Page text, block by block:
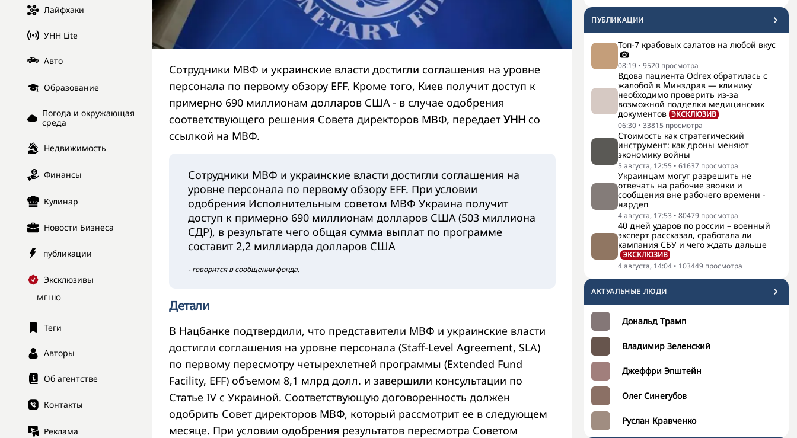
Лайфхаки
УНН Lite
Авто
Образование
Погода и окружающая
среда
Недвижимость
Финансы
Кулинар
Новости Бизнеса
публикации
Эксклюзивы
МЕНЮ
Теги
Авторы
Об агентстве
Контакты
Реклама
ПУБЛИКАЦИИ
Топ-7 крабовых салатов на любой вкус
08:19 • 9520 просмотра
Вдова пациента Odrex обратилась с
жалобой в Минздрав — клинику
необходимо проверить из-за
возможной подделки медицинских
документов ЭКСКЛЮЗИВ
06:30 • 33815 просмотра
Стоимость как стратегический
инструмент: как дроны меняют
экономику войны
5 августа, 12:55 • 61637 просмотра
Украинцам могут разрешить не
отвечать на рабочие звонки и
сообщения вне рабочего времени -
нардеп
4 августа, 17:53 • 80479 просмотра
40 дней ударов по россии – военный
эксперт рассказал, сработала ли
кампания СБУ и чего ждать дальше
ЭКСКЛЮЗИВ
4 августа, 14:04 • 103449 просмотра
АКТУАЛЬНЫЕ ЛЮДИ
Дональд Трамп
Владимир Зеленский
Джеффри Эпштейн
Олег Синегубов
Руслан Кравченко
Сотрудники МВФ и украинские власти достигли соглашения на уровне
персонала по первому обзору EFF. Кроме того, Киев получит доступ к
примерно 690 миллионам долларов США - в случае одобрения
соответствующего решения Совета директоров МВФ, передает УНН со
ссылкой на МВФ.
Сотрудники МВФ и украинские власти достигли соглашения на
уровне персонала по первому обзору EFF. При условии
одобрения Исполнительным советом МВФ Украина получит
доступ к примерно 690 миллионам долларов США (503 миллиона
СДР), в результате чего общая сумма выплат по программе
составит 2,2 миллиарда долларов США
- говорится в сообщении фонда.
Детали
В Нацбанке подтвердили, что представители МВФ и украинские власти
достигли соглашения на уровне персонала (Staff-Level Agreement, SLA)
по первому пересмотру четырехлетней программы (Extended Fund
Facility, EFF) объемом 8,1 млрд долл. и завершили консультации по
Статье IV с Украиной. Соответствующую договоренность должен
одобрить Совет директоров МВФ, который рассмотрит ее в следующем
месяце. При условии одобрения результатов пересмотра Советом